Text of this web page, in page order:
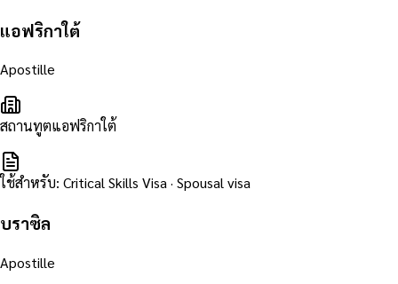
แอฟริกาใต้
Apostille
สถานทูตแอฟริกาใต้
ใช้สำหรับ: Critical Skills Visa · Spousal visa
บราซิล
Apostille